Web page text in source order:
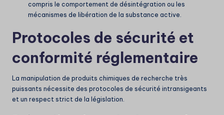
compris le comportement de désintégration ou les
mécanismes de libération de la substance active.
Protocoles de sécurité et
conformité réglementaire
La manipulation de produits chimiques de recherche très
puissants nécessite des protocoles de sécurité intransigeants
et un respect strict de la législation.